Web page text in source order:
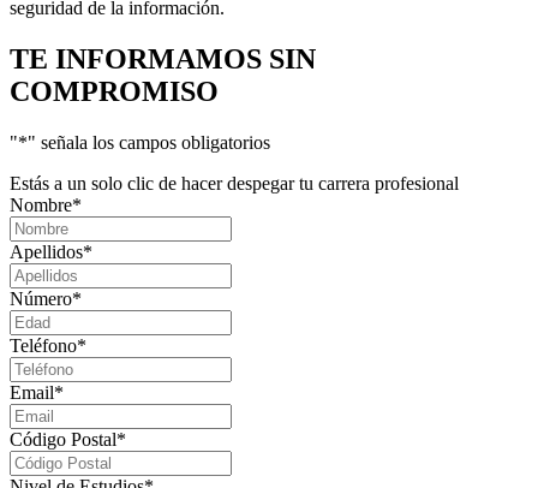
seguridad de la información.
TE INFORMAMOS SIN
COMPROMISO
"*" señala los campos obligatorios
Estás a un solo clic de hacer despegar tu carrera profesional
Nombre*
Apellidos*
Número*
Teléfono*
Email*
Código Postal*